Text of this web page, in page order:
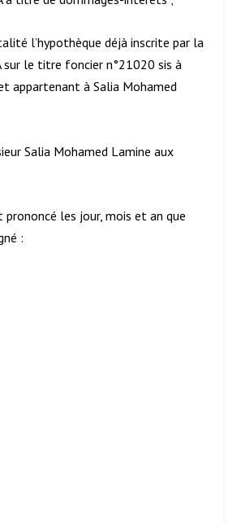
l’hypothèque déjà inscrite par la
sur le titre foncier n°21020 sis à
appartenant à Salia Mohamed
Salia Mohamed Lamine aux
les jour, mois et an que
: